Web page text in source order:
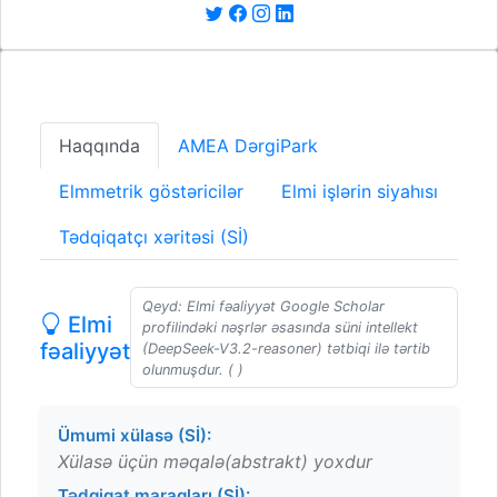
Haqqında AMEA DərgiPark
Elmmetrik göstəricilər Elmi işlərin siyahısı
Tədqiqatçı xəritəsi (Sİ)
Elmi
fəaliyyət
Qeyd: Elmi fəaliyyət Google Scholar
profilindəki nəşrlər əsasında süni intellekt
(DeepSeek-V3.2-reasoner) tətbiqi ilə tərtib
olunmuşdur. ( )
Ümumi xülasə (Sİ):
Xülasə üçün məqalə(abstrakt) yoxdur